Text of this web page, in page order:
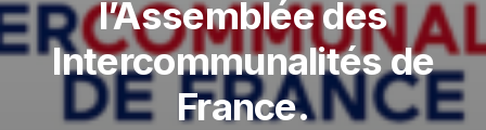
l’Assemblée des
Intercommunalités de
France.